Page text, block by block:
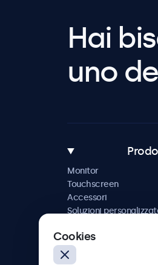
Hai
uno
Monitor
Touchscreen
Accessori
Soluzioni
Cookies